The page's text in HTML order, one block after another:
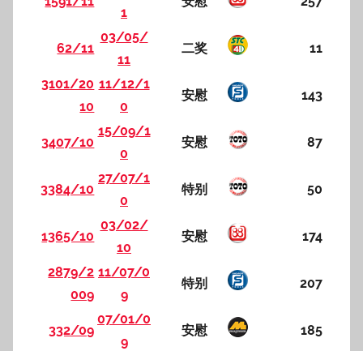
1
62/11
03/05/
11
二奖 11
3101/20
10
11/12/1
0
安慰 143
3407/10
15/09/1
0
安慰 87
3384/10
27/07/1
0
特别 50
1365/10
03/02/
10
安慰 174
2879/2
009
11/07/0
9
特别 207
332/09
07/01/0
9
安慰 185